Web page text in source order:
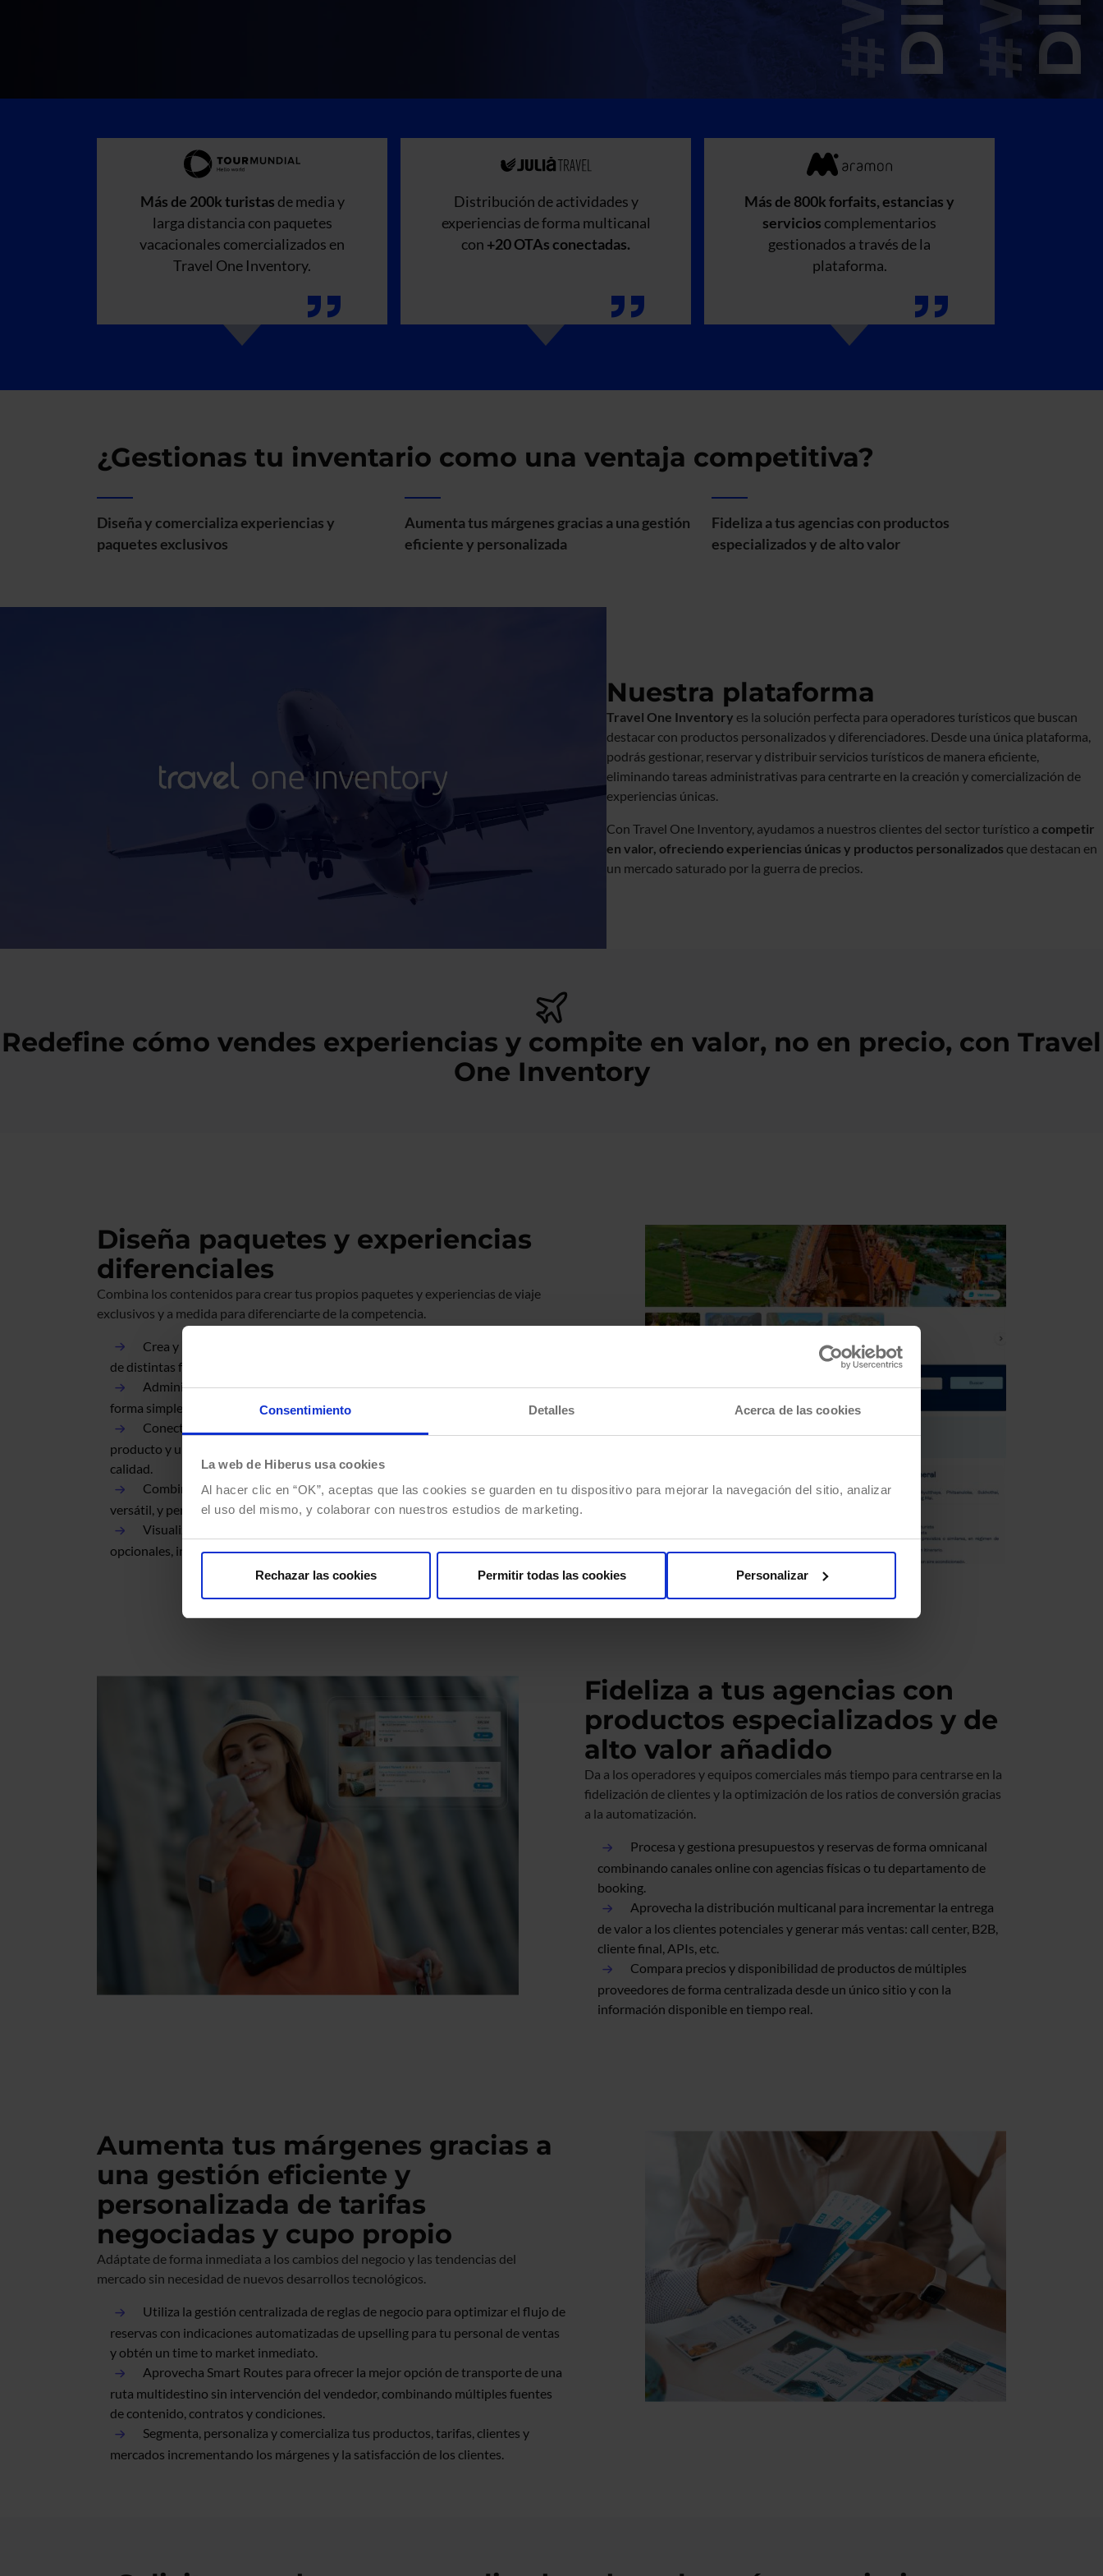
Consentimiento Detalles Acerca de las cookies
La web de Hiberus usa cookies
Al hacer clic en “OK”, aceptas que las cookies se guarden en tu dispositivo para mejorar la navegación del sitio, analizar
el uso del mismo, y colaborar con nuestros estudios de marketing.
Rechazar las cookies Personalizar
Permitir todas las cookies
Más de 200k turistas de media y
larga distancia con paquetes
vacacionales comercializados en
Travel One Inventory.
Distribución de actividades y
experiencias de forma multicanal
con +20 OTAs conectadas.
Más de 800k forfaits, estancias y
servicios complementarios
gestionados a través de la
plataforma.
¿Gestionas tu inventario como una ventaja competitiva?
Diseña y comercializa experiencias y
paquetes exclusivos
Aumenta tus márgenes gracias a una gestión
eficiente y personalizada
Fideliza a tus agencias con productos
especializados y de alto valor
Nuestra plataforma
Travel One Inventory es la solución perfecta para operadores turísticos que buscan
destacar con productos personalizados y diferenciadores. Desde una única plataforma,
podrás gestionar, reservar y distribuir servicios turísticos de manera eficiente,
eliminando tareas administrativas para centrarte en la creación y comercialización de
experiencias únicas.
Con Travel One Inventory, ayudamos a nuestros clientes del sector turístico a competir
en valor, ofreciendo experiencias únicas y productos personalizados que destacan en
un mercado saturado por la guerra de precios.
Redefine cómo vendes experiencias y compite en valor, no en precio, con Travel
One Inventory
Diseña paquetes y experiencias
diferenciales
Combina los contenidos para crear tus propios paquetes y experiencias de viaje
exclusivos y a medida para diferenciarte de la competencia.
Crea y modela cualquier tipo de servicio turístico combinando contenidos
de distintas fuentes para una venta de valor añadido.
Administra los acuerdos con proveedores y sus condiciones especiales de
forma simple y eficiente.
Conecta múltiples proveedores online para enriquecer el portfolio de
producto y unifica el contenido para asegurar una experiencia de venta de
calidad.
Combina tu producto y el de terceros para crear una oferta más completa y
versátil, y personalízalo en función de la segmentación de tus clientes objetivo.
Visualiza la información detallada del itinerario, servicios incluidos y
opcionales, incompatabilidadades de producto, etc.
Fideliza a tus agencias con
productos especializados y de
alto valor añadido
Da a los operadores y equipos comerciales más tiempo para centrarse en la
fidelización de clientes y la optimización de los ratios de conversión gracias
a la automatización.
Procesa y gestiona presupuestos y reservas de forma omnicanal
combinando canales online con agencias físicas o tu departamento de
booking.
Aprovecha la distribución multicanal para incrementar la entrega
de valor a los clientes potenciales y generar más ventas: call center, B2B,
cliente final, APIs, etc.
Compara precios y disponibilidad de productos de múltiples
proveedores de forma centralizada desde un único sitio y con la
información disponible en tiempo real.
Aumenta tus márgenes gracias a
una gestión eficiente y
personalizada de tarifas
negociadas y cupo propio
Adáptate de forma inmediata a los cambios del negocio y las tendencias del
mercado sin necesidad de nuevos desarrollos tecnológicos.
Utiliza la gestión centralizada de reglas de negocio para optimizar el flujo de
reservas con indicaciones automatizadas de upselling para tu personal de ventas
y obtén un time to market inmediato.
Aprovecha Smart Routes para ofrecer la mejor opción de transporte de una
ruta multidestino sin intervención del vendedor, combinando múltiples fuentes
de contenido, contratos y condiciones.
Segmenta, personaliza y comercializa tus productos, tarifas, clientes y
mercados incrementando los márgenes y la satisfacción de los clientes.